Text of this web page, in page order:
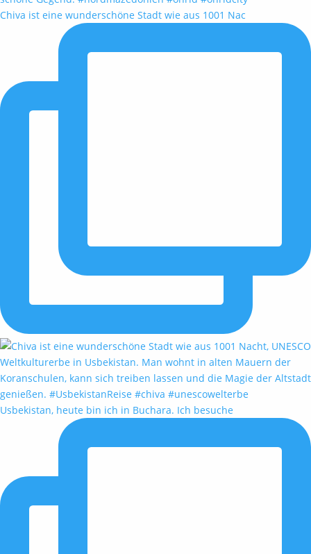
Chiva ist eine wunderschöne Stadt wie aus 1001 Nac
Usbekistan, heute bin ich in Buchara. Ich besuche